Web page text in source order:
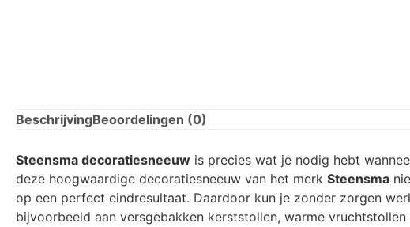
BeschrijvingBeoordelingen (0)
Steensma decoratiesneeuw is precies wat je nodig hebt
deze hoogwaardige decoratiesneeuw van het merk Steensma
op een perfect eindresultaat. Daardoor kun je zonder zorgen
bijvoorbeeld aan versgebakken kerststollen, warme